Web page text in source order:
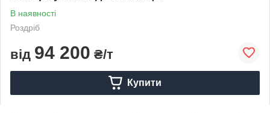
В наявності
Роздріб
від 94 200 ₴/т
Купити